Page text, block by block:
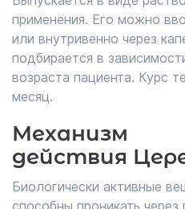
применения. Его можно
или внутривенно через
подбирается в
возраста пациента. Курс
месяц.
Механизм
действия
Биологически активные
способны проникать через